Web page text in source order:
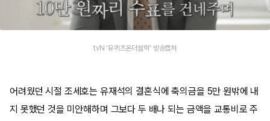
tvN '유퀴즈온더블럭' 방송캡처
어려웠던 시절 조세호는 유재석의 결혼식에 축의금을 5만 원밖에 내
지 못했던 것을 미안해하며 그보다 두 배나 되는 금액을 교통비로 주